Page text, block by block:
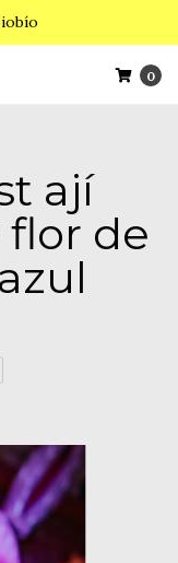
0
ají
de